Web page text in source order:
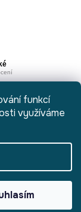
funkcí
využíváme